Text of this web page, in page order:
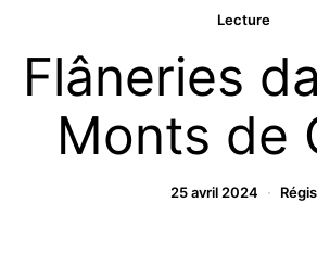
Lecture
Flâneries
Monts de
25 avril 2024 Régis